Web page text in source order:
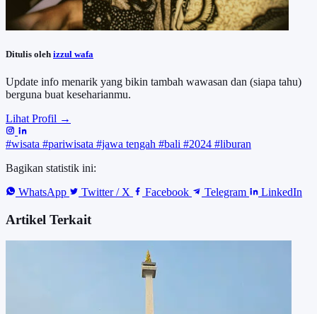
Ditulis oleh izzul wafa
Update info menarik yang bikin tambah wawasan dan (siapa tahu)
berguna buat keseharianmu.
Lihat Profil →
#wisata #pariwisata #jawa tengah #bali #2024 #liburan
Bagikan statistik ini:
WhatsApp
Twitter / X Facebook Telegram LinkedIn
Artikel Terkait